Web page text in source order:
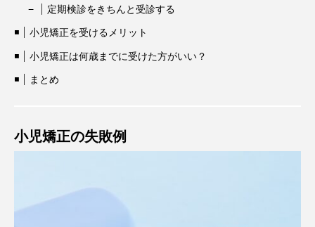
定期検診をきちんと受診する
小児矯正を受けるメリット
小児矯正は何歳までに受けた方がいい？
まとめ
小児矯正の失敗例